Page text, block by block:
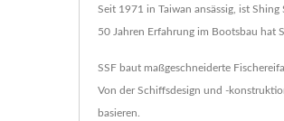
Seit 1971 in Taiwan ansässig, ist
50 Jahren Erfahrung im Bootsbau hat
SSF baut maßgeschneiderte
Von der Schiffsdesign und -
basieren.